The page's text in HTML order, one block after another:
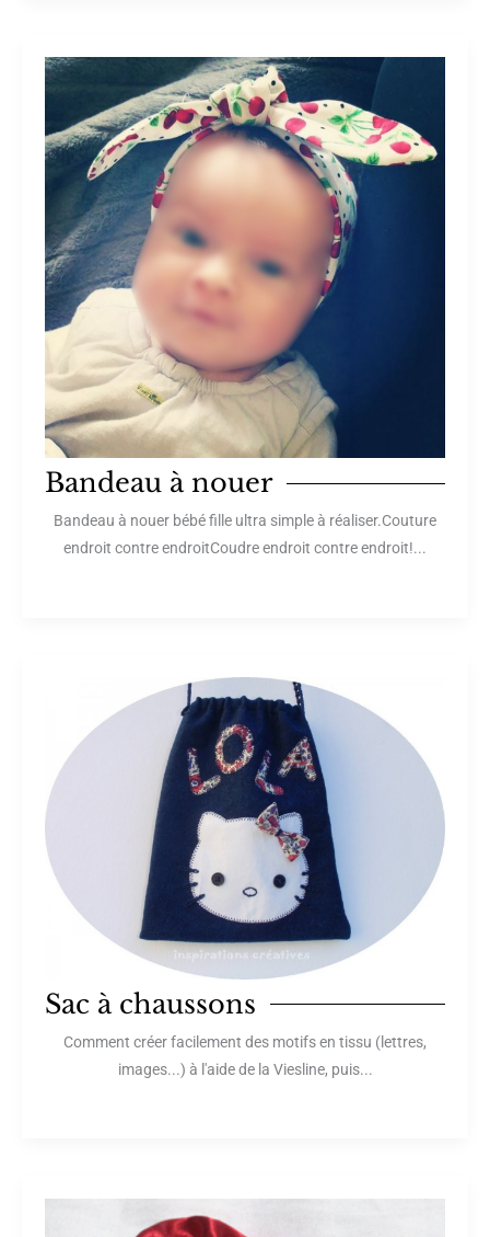
Bandeau à nouer
Bandeau à nouer bébé fille ultra simple à réaliser.Couture
endroit contre endroitCoudre endroit contre endroit!...
Sac à chaussons
Comment créer facilement des motifs en tissu (lettres,
images...) à l'aide de la Viesline, puis...